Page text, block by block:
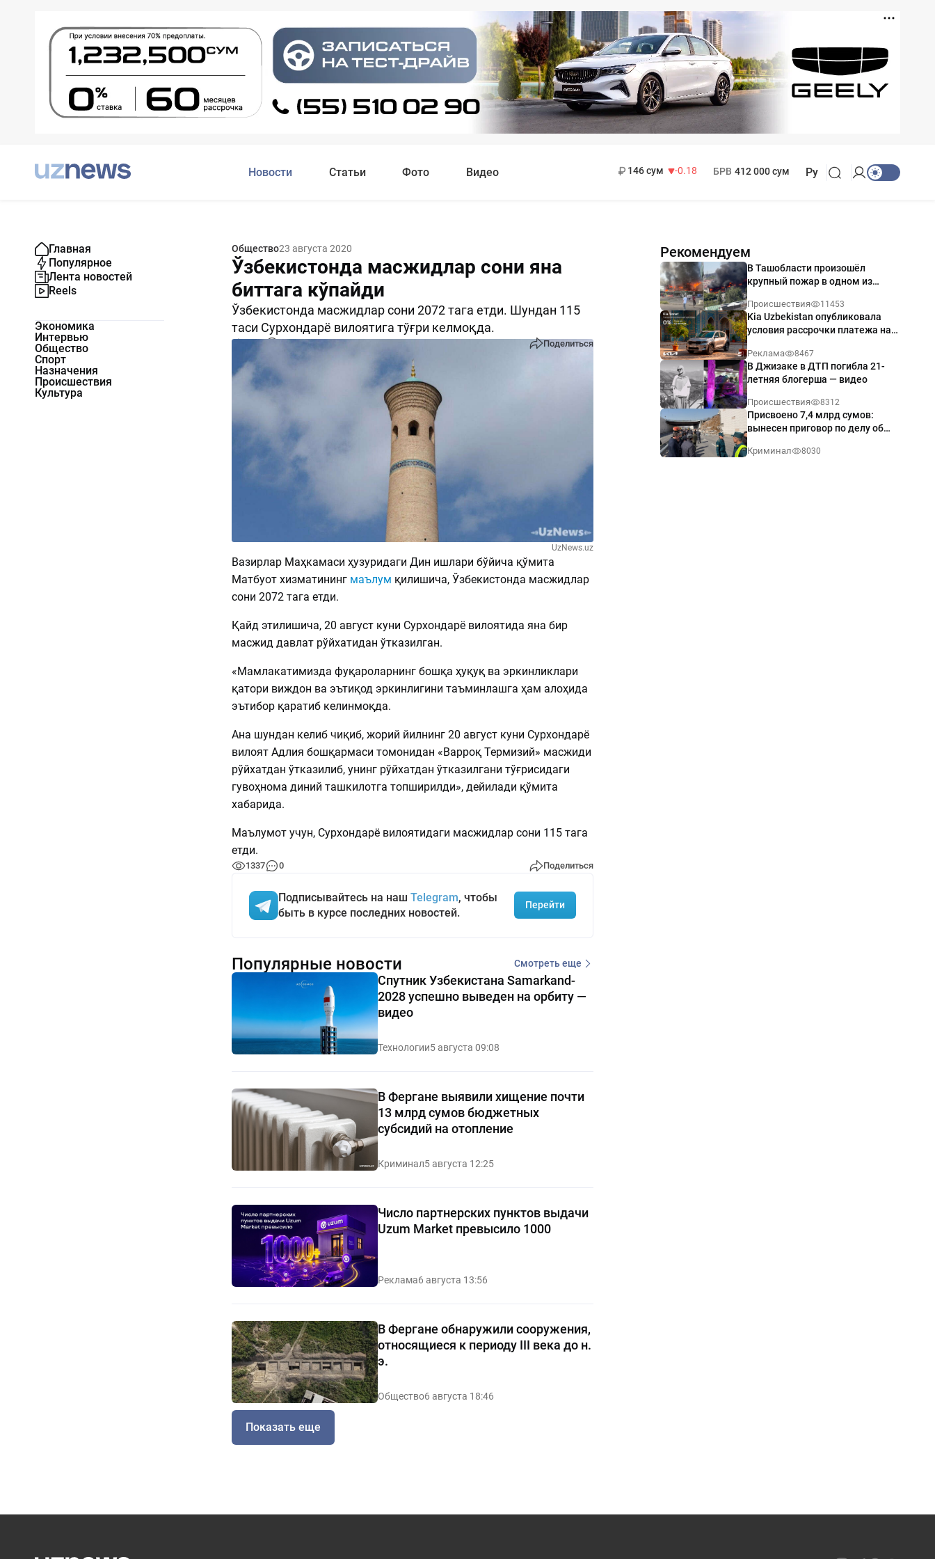
Новости Статьи Фото Видео
146 сум
-0.18
БРВ 412 000 сум Ру
Главная
Популярное
Лента новостей
Reels
Экономика
Интервью
Общество
Спорт
Назначения
Происшествия
Культура
Общество23 августа 2020
Ўзбекистонда масжидлар сони яна
биттага кўпайди
Ўзбекистонда масжидлар сони 2072 тага етди. Шундан 115
таси Сурхондарё вилоятига тўғри келмоқда.
Поделиться
UzNews.uz
Вазирлар Маҳкамаси ҳузуридаги Дин ишлари бўйича қўмита
Матбуот хизматининг маълум қилишича, Ўзбекистонда масжидлар
сони 2072 тага етди.
Қайд этилишича, 20 август куни Сурхондарё вилоятида яна бир
масжид давлат рўйхатидан ўтказилган.
«Мамлакатимизда фуқароларнинг бошқа ҳуқуқ ва эркинликлари
қатори виждон ва эътиқод эркинлигини таъминлашга ҳам алоҳида
эътибор қаратиб келинмоқда.
Ана шундан келиб чиқиб, жорий йилнинг 20 август куни Сурхондарё
вилоят Адлия бошқармаси томонидан «Варроқ Термизий» масжиди
рўйхатдан ўтказилиб, унинг рўйхатдан ўтказилгани тўғрисидаги
гувоҳнома диний ташкилотга топширилди», дейилади қўмита
хабарида.
Маълумот учун, Сурхондарё вилоятидаги масжидлар сони 115 тага
етди.
1337 0 Поделиться
Подписывайтесь на наш Telegram, чтобы
быть в курсе последних новостей.
Перейти
Рекомендуем
В Ташобласти произошёл
крупный пожар в одном из
Происшествия 11453
Kia Uzbekistan опубликовала
условия рассрочки платежа на
годовых
Реклама 8467
В Джизаке в ДТП погибла 21-
летняя блогерша — видео
Происшествия 8312
Присвоено 7,4 млрд сумов:
вынесен приговор по делу об
Ташкенте
Криминал 8030
Популярные новости Смотреть еще
Спутник Узбекистана Samarkand-
2028 успешно выведен на орбиту —
видео
Технологии5 августа 09:08
В Фергане выявили хищение почти
13 млрд сумов бюджетных
субсидий на отопление
Криминал5 августа 12:25
Число партнерских пунктов выдачи
Uzum Market превысило 1000
Реклама6 августа 13:56
В Фергане обнаружили сооружения,
относящиеся к периоду III века до н.
э.
Общество6 августа 18:46
Показать еще